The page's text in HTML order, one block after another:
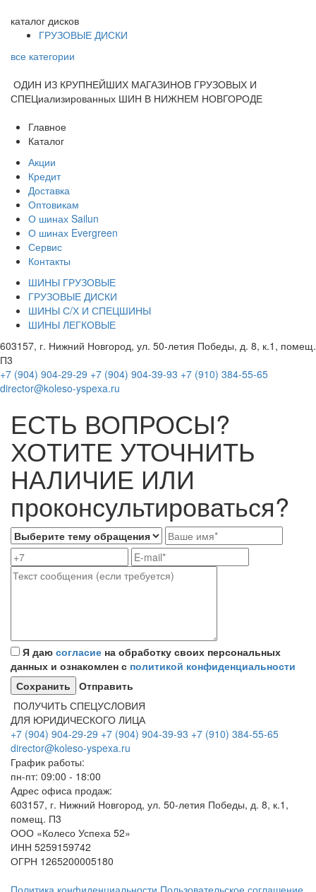
каталог дисков
ГРУЗОВЫЕ ДИСКИ
все категории
ОДИН ИЗ КРУПНЕЙШИХ МАГАЗИНОВ ГРУЗОВЫХ И
СПЕЦиализированных ШИН В НИЖНЕМ НОВГОРОДЕ
Главное
Каталог
Акции
Кредит
Доставка
Оптовикам
О шинах Sailun
О шинах Evergreen
Сервис
Контакты
ШИНЫ ГРУЗОВЫЕ
ГРУЗОВЫЕ ДИСКИ
ШИНЫ С/Х И СПЕЦШИНЫ
ШИНЫ ЛЕГКОВЫЕ
603157, г. Нижний Новгород, ул. 50-летия Победы, д. 8, к.1, помещ.
П3
+7 (904) 904-29-29 +7 (904) 904-39-93 +7 (910) 384-55-65
director@koleso-yspexa.ru
ЕСТЬ ВОПРОСЫ?
ХОТИТЕ УТОЧНИТЬ
НАЛИЧИЕ ИЛИ
проконсультироваться?
Я даю согласие на обработку своих персональных
данных и ознакомлен с политикой конфиденциальности
Отправить
ПОЛУЧИТЬ СПЕЦУСЛОВИЯ
ДЛЯ ЮРИДИЧЕСКОГО ЛИЦА
+7 (904) 904-29-29 +7 (904) 904-39-93 +7 (910) 384-55-65
director@koleso-yspexa.ru
График работы:
пн-пт: 09:00 - 18:00
Адрес офиса продаж:
603157, г. Нижний Новгород, ул. 50-летия Победы, д. 8, к.1,
помещ. П3
ООО «Колесо Успеха 52»
ИНН 5259159742
ОГРН 1265200005180
Политика конфиденциальности Пользовательское соглашение